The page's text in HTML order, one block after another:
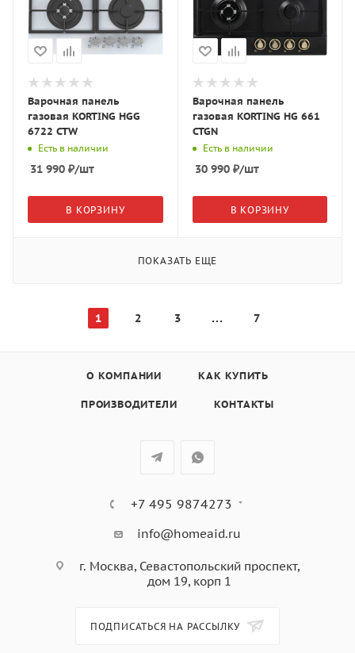
Варочная панель
газовая KORTING HGG
6722 CTW
Есть в наличии
31 990 ₽/шт
В КОРЗИНУ
Варочная панель
газовая KORTING HG 661
CTGN
Есть в наличии
30 990₽/шт
В КОРЗИНУ
ПОКАЗАТЬ ЕЩЕ
1 2 3 7
О КОМПАНИИ КАК КУПИТЬ
ПРОИЗВОДИТЕЛИ КОНТАКТЫ
+7 495 9874273
info@homeaid.ru
г. Москва, Севастопольский проспект,
дом 19, корп 1
ПОДПИСАТЬСЯ НА РАССЫЛКУ